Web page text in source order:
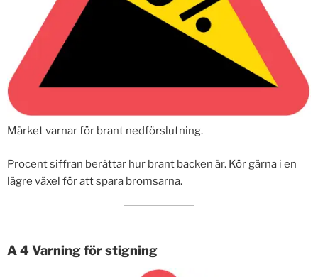
Märket varnar för brant nedförslutning.
Procent siffran berättar hur brant backen är. Kör gärna i en
lägre växel för att spara bromsarna.
A 4 Varning för stigning